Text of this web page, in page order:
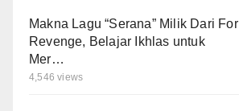
Makna Lagu “Serana” Milik Dari For
Revenge, Belajar Ikhlas untuk
Mer…
4,546 views